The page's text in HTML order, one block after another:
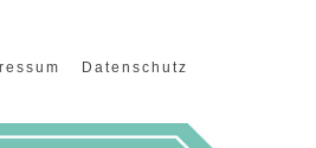
Datenschutz